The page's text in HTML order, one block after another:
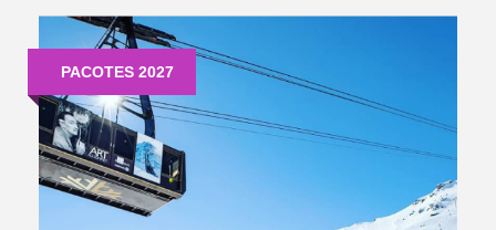
PACOTES 2027